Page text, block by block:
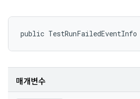
public
매개변수